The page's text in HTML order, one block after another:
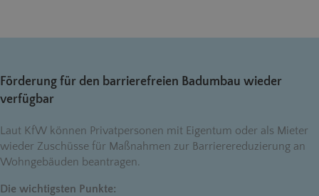
Förderung für den barrierefreien Badumbau wieder
verfügbar
Laut KfW können Privatpersonen mit Eigentum oder als Mieter
wieder Zuschüsse für Maßnahmen zur Barrierereduzierung an
Wohngebäuden beantragen.
Die wichtigsten Punkte: